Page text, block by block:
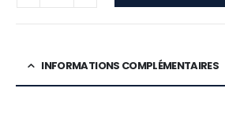
INFORMATIONS COMPLÉMENTAIRES